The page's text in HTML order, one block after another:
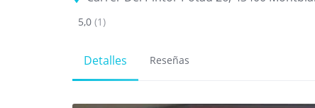
5,0 (1)
Detalles Reseñas